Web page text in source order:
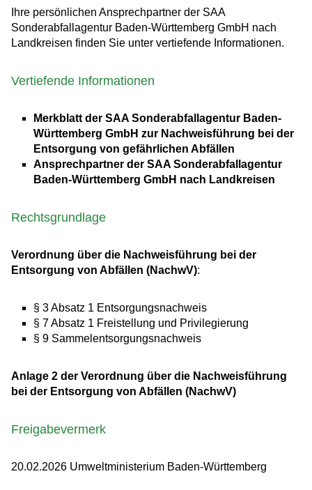
Ihre persönlichen Ansprechpartner der SAA
Sonderabfallagentur Baden-Württemberg GmbH nach
Landkreisen finden Sie unter vertiefende Informationen.
Vertiefende Informationen
Merkblatt der SAA Sonderabfallagentur Baden-
Württemberg GmbH zur Nachweisführung bei der
Entsorgung von gefährlichen Abfällen
Ansprechpartner der SAA Sonderabfallagentur
Baden-Württemberg GmbH nach Landkreisen
Rechtsgrundlage
Verordnung über die Nachweisführung bei der
Entsorgung von Abfällen (NachwV):
§ 3 Absatz 1 Entsorgungsnachweis
§ 7 Absatz 1 Freistellung und Privilegierung
§ 9 Sammelentsorgungsnachweis
Anlage 2 der Verordnung über die Nachweisführung
bei der Entsorgung von Abfällen (NachwV)
Freigabevermerk
20.02.2026 Umweltministerium Baden-Württemberg